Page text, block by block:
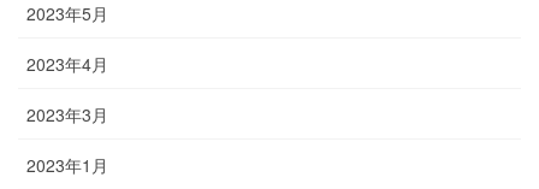
2023年5月
2023年4月
2023年3月
2023年1月